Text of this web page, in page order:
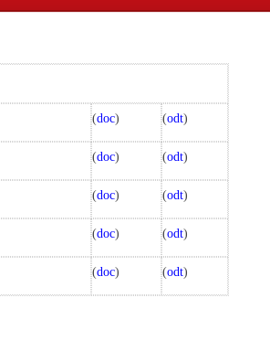
(doc) (odt)
(doc) (odt)
(doc) (odt)
(doc) (odt)
(doc) (odt)